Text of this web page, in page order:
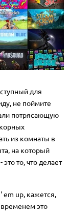
для
не поймите
потрясающую
из комнаты в
на который
то, что делает
em up, кажется,
это